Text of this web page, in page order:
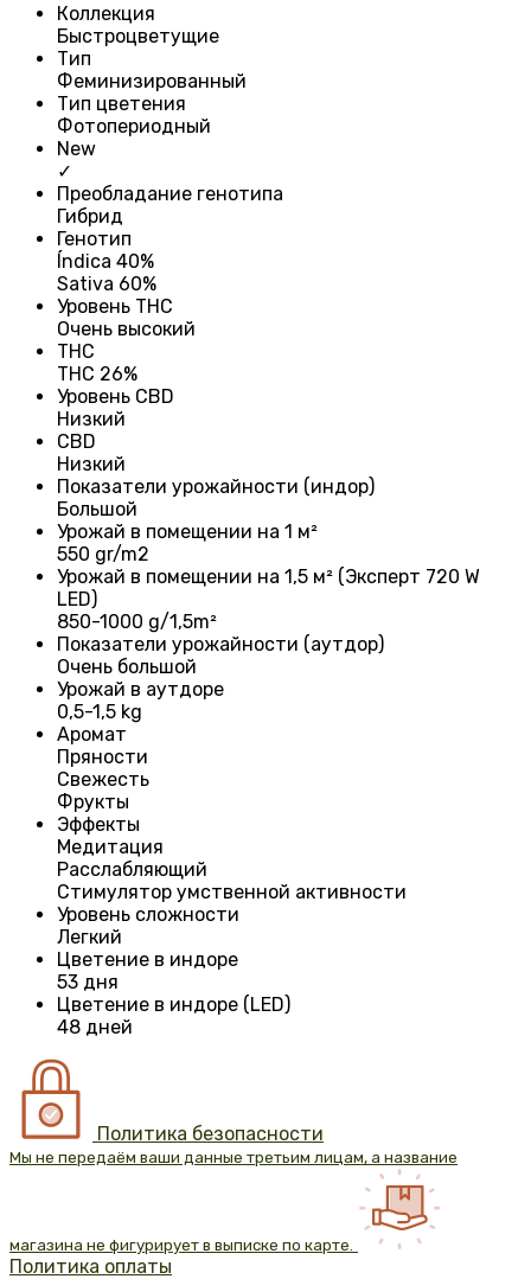
Коллекция
Быстроцветущие
Тип
Феминизированный
Тип цветения
Фотопериодный
New
✓
Преобладание генотипа
Гибрид
Генотип
Índica 40%
Sativa 60%
Уровень THC
Очень высокий
THC
THC 26%
Уровень CBD
Низкий
CBD
Низкий
Показатели урожайности (индор)
Большой
Урожай в помещении на 1 м²
550 gr/m2
Урожай в помещении на 1,5 м² (Эксперт 720 W
LED)
850-1000 g/1,5m²
Показатели урожайности (аутдор)
Очень большой
Урожай в аутдоре
0,5-1,5 kg
Аромат
Пряности
Свежесть
Фрукты
Эффекты
Медитация
Расслабляющий
Стимулятор умственной активности
Уровень сложности
Легкий
Цветение в индоре
53 дня
Цветение в индоре (LED)
48 дней
Политика безопасности
Мы не передаём ваши данные третьим лицам, а название
магазина не фигурирует в выписке по карте.
Политика оплаты